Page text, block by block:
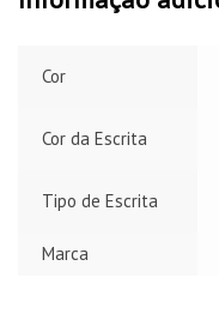
Cor
Cor da Escrita
Tipo de Escrita
Marca